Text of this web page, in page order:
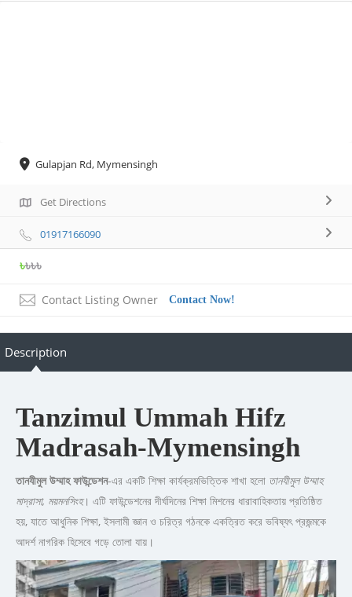
Gulapjan Rd, Mymensingh
Get Directions
01917166090
৳৳৳৳
Contact Listing Owner Contact Now!
Description
Tanzimul Ummah Hifz
Madrasah-Mymensingh
তানযীমুল উম্মাহ ফাউন্ডেশন-এর একটি শিক্ষা কার্যক্রমভিত্তিক শাখা হলো তানযীমুল উম্মাহ
মাদ্রাসা, ময়মনসিংহ। এটি ফাউন্ডেশনের দীর্ঘদিনের শিক্ষা মিশনের ধারাবাহিকতায় প্রতিষ্ঠিত
হয়, যাতে আধুনিক শিক্ষা, ইসলামী জ্ঞান ও চরিত্র গঠনকে একত্রিত করে ভবিষ্যৎ প্রজন্মকে
আদর্শ নাগরিক হিসেবে গড়ে তোলা যায়।